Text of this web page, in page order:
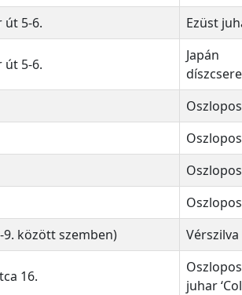
út 5-6.
Ezüst
út 5-6.
Japán
9. között szemben)
Vérszilva
16.
juhar